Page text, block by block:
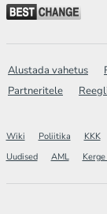
Alustada vahetus
Partneritele
Wiki Poliitika KKK
Uudised
AML